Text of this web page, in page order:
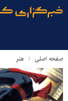
صفحه اصلی هنر